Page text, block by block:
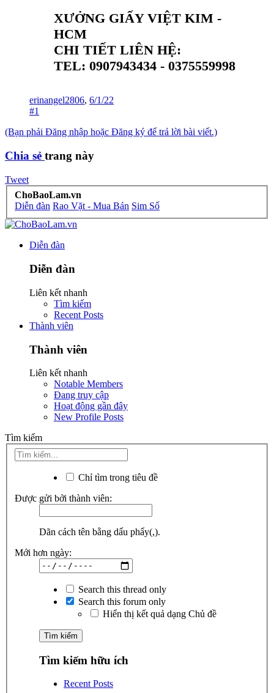
XƯỞNG GIẤY VIỆT KIM -
HCM
CHI TIẾT LIÊN HỆ:
TEL: 0907943434 - 0375559998
erinangel2806, 6/1/22
#1
(Bạn phải Đăng nhập hoặc Đăng ký để trả lời bài viết.)
Chia sẻ trang này
Tweet
ChoBaoLam.vn
Diễn đàn Rao Vặt - Mua Bán Sim Số
Diễn đàn
Diễn đàn
Liên kết nhanh
Tìm kiếm
Recent Posts
Thành viên
Thành viên
Liên kết nhanh
Notable Members
Đang truy cập
Hoạt động gần đây
New Profile Posts
Tìm kiếm
Chỉ tìm trong tiêu đề
Được gửi bởi thành viên:
Dãn cách tên bằng dấu phẩy(,).
Mới hơn ngày:
Search this thread only
Search this forum only
Hiển thị kết quả dạng Chủ đề
Tìm kiếm hữu ích
Recent Posts